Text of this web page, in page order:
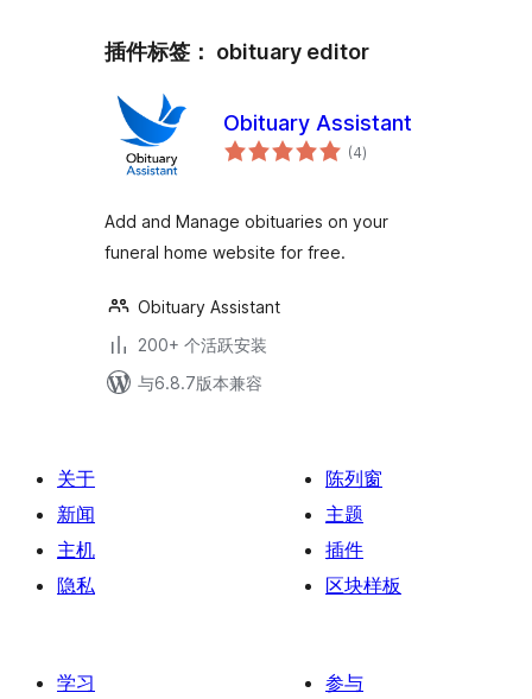
插件标签： obituary editor
Obituary Assistant
(4总
评)
Add and Manage obituaries on your
funeral home website for free.
Obituary Assistant
200+ 个活跃安装
与6.8.7版本兼容
关于
新闻
主机
隐私
陈列窗
主题
插件
区块样板
学习
参与